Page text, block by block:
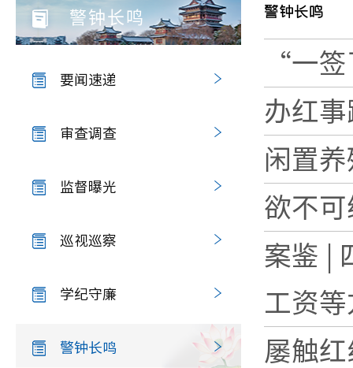
警钟长鸣
要闻速递
审查调查
监督曝光
巡视巡察
学纪守廉
警钟长鸣
警钟长鸣
“一
办红
闲置
欲不
案鉴 |
工资
屡触